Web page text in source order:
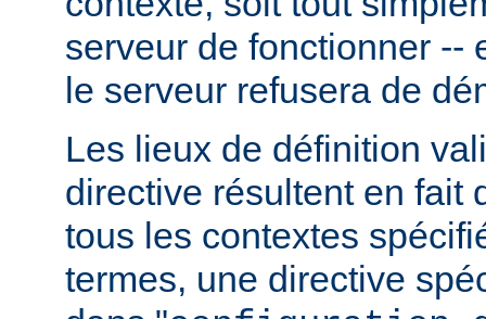
serveur de fonctionner --
le serveur refusera de
Les lieux de définition
directive résultent en fait
tous les contextes
termes, une directive